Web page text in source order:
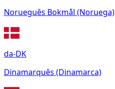
Norueguês Bokmål (Noruega)
da-DK
Dinamarquês (Dinamarca)